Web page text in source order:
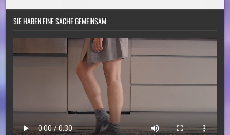
SIE HABEN EINE SACHE GEMEINSAM